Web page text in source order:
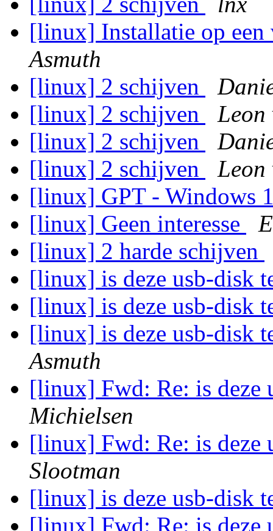
[linux] Installatie op
Asmuth
[linux] 2 schijven
[linux] 2 schijven
Leon
[linux] 2 schijven
[linux] 2 schijven
Leon
[linux] GPT - Windows
[linux] Geen interesse
[linux] 2 harde schijven
[linux] is deze usb-disk
[linux] is deze usb-disk
[linux] is deze usb-disk
Asmuth
[linux] Fwd: Re: is deze
Michielsen
[linux] Fwd: Re: is deze
Slootman
[linux] is deze usb-disk
[linux] Fwd: Re: is deze